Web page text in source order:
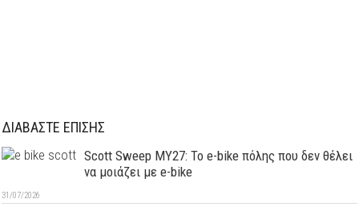
ΔΙΑΒΑΣΤΕ ΕΠΙΣΗΣ
Scott Sweep MY27: Το e-bike πόλης που δεν θέλει
να μοιάζει με e-bike
31/07/2026